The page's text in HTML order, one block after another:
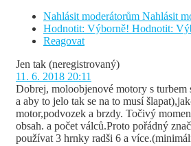
Nahlásit moderátorům Nahlásit
Hodnotit: Výborně! Hodnotit:
Reagovat
Jen tak (neregistrovaný)
11. 6. 2018 20:11
Dobrej, moloobjenové motory s
a aby to jelo tak se na to musí
motor,podvozek a brzdy. Točivý
obsah. a počet válců.Proto pořádný
používat 3 hrnky radši 6 a